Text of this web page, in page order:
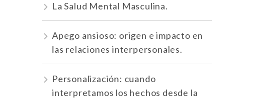
La Salud Mental Masculina.
Apego ansioso: origen e impacto en
las relaciones interpersonales.
Personalización: cuando
interpretamos los hechos desde la